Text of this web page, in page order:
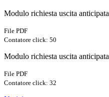
Modulo richiesta uscita
File PDF
Contatore click: 50
Modulo richiesta uscita
File PDF
Contatore click: 32